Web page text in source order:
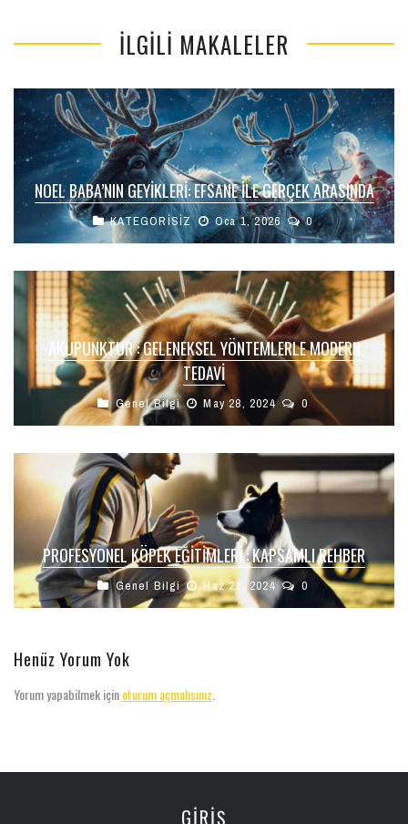
İLGILI MAKALELER
NOEL BABA’NIN GEYIKLERI: EFSANE ILE GERÇEK ARASINDA
KATEGORİSİZ Oca 1, 2026 0
AKUPUNKTUR : GELENEKSEL YÖNTEMLERLE MODERN
TEDAVI
Genel Bilgi May 28, 2024 0
PROFESYONEL KÖPEK EĞITIMLERI : KAPSAMLI REHBER
Genel Bilgi Haz 21, 2024 0
Henüz Yorum Yok
Yorum yapabilmek içinoturum açmalısınız
GİRİŞ